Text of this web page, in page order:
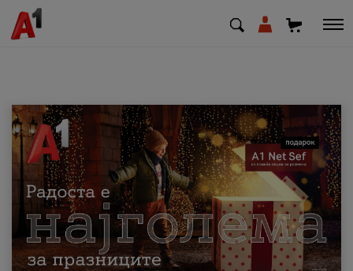
МК EN SQ
Приватни Деловни